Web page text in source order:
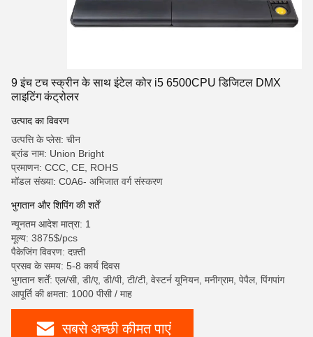
9 इंच टच स्क्रीन के साथ इंटेल कोर i5 6500CPU डिजिटल DMX
लाइटिंग कंट्रोलर
उत्पाद का विवरण
उत्पत्ति के प्लेस: चीन
ब्रांड नाम: Union Bright
प्रमाणन: CCC, CE, ROHS
मॉडल संख्या: C0A6- अभिजात वर्ग संस्करण
भुगतान और शिपिंग की शर्तें
न्यूनतम आदेश मात्रा: 1
मूल्य: 3875$/pcs
पैकेजिंग विवरण: दफ़्ती
प्रसव के समय: 5-8 कार्य दिवस
भुगतान शर्तें: एल/सी, डी/ए, डी/पी, टी/टी, वेस्टर्न यूनियन, मनीग्राम, पेपैल, पिंगपांग
आपूर्ति की क्षमता: 1000 पीसी / माह
सबसे अच्छी कीमत पाएं